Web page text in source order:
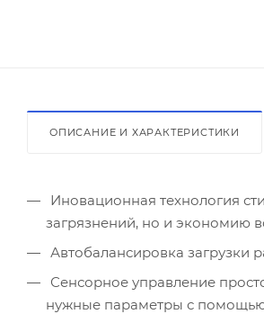
ОПИСАНИЕ И ХАРАКТЕРИСТИКИ
Иновационная технология
загрязнений, но и экономию
Автобалансировка загрузки
Сенсорное управление
нужные параметры с